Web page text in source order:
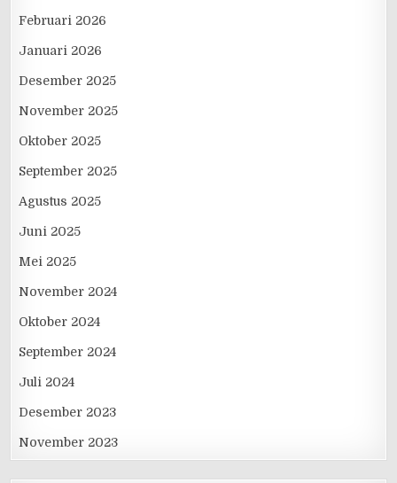
Februari 2026
Januari 2026
Desember 2025
November 2025
Oktober 2025
September 2025
Agustus 2025
Juni 2025
Mei 2025
November 2024
Oktober 2024
September 2024
Juli 2024
Desember 2023
November 2023